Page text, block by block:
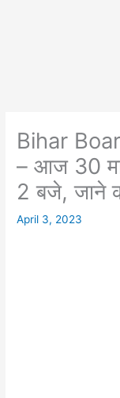
Bihar
– आज 30
2 बजे, जाने
April 3, 2023